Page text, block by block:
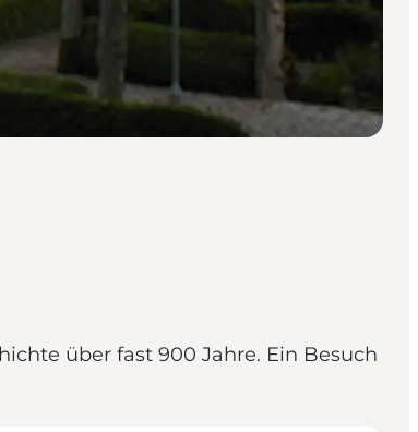
über fast 900 Jahre. Ein Besuch